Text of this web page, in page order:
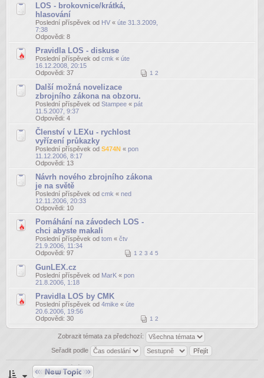
LOS - brokovnice/krátká,
hlasování
Poslední příspěvek od HV « úte 31.3.2009,
7:38
Odpovědi: 8
Pravidla LOS - diskuse
Poslední příspěvek od cmk « úte
16.12.2008, 20:15
Odpovědi: 37 1 2
Další možná novelizace
zbrojního zákona na obzoru.
Poslední příspěvek od Stampee « pát
11.5.2007, 9:37
Odpovědi: 4
Členství v LEXu - rychlost
vyřízení průkazky
Poslední příspěvek od S474N « pon
11.12.2006, 8:17
Odpovědi: 13
Návrh nového zbrojního zákona
je na světě
Poslední příspěvek od cmk « ned
12.11.2006, 20:33
Odpovědi: 10
Pomáhání na závodech LOS -
chci abyste makali
Poslední příspěvek od tom « čtv
21.9.2006, 11:34
Odpovědi: 97 1 2 3 4 5
GunLEX.cz
Poslední příspěvek od MarK « pon
21.8.2006, 1:18
Pravidla LOS by CMK
Poslední příspěvek od 4mike « úte
20.6.2006, 19:56
Odpovědi: 30 1 2
Zobrazit témata za předchozí:
Seřadit podle
Odeslat nové téma